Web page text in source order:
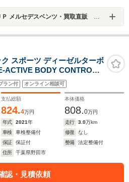
ベンツ・買取直販 柏インター／（株）シーリーフ
スポーツ ディーゼルターボ
BODY CONTROL/
ングPKG パノラマSR ブラ
ンチレーター MBUX12.3イ
トランクOP ワイヤレス充
ラン付 オンライン相談可
支払総額
824.4万円
本体価格
808.0万円
年式
2021年 走行 3.0万km
車検
車検整備付 修復
なし
保証
保証付 整備
法定整備付
住所
千葉県野田市
認・見積依頼